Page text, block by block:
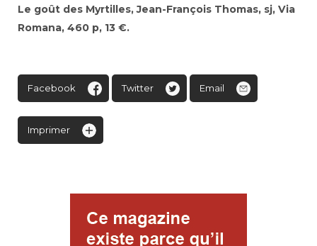
Le goût des Myrtilles, Jean-François Thomas, sj, Via
Romana, 460 p, 13 €.
Facebook Twitter Email
Imprimer